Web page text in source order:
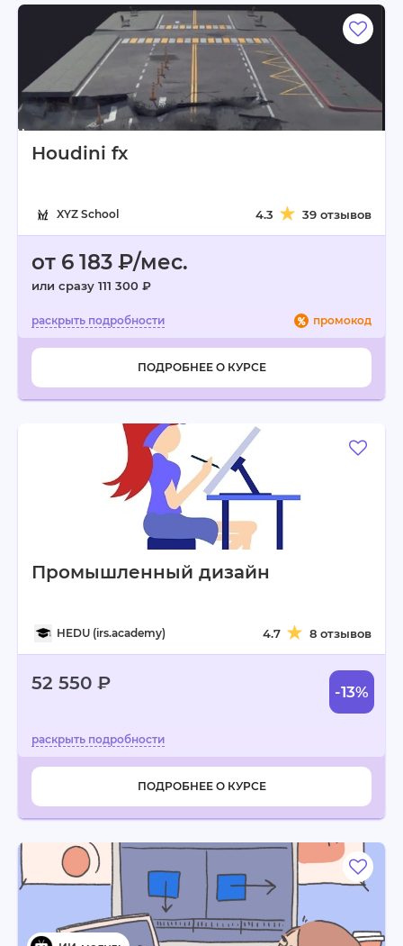
Houdini fx
XYZ School 4.3 39 отзывов
от 6 183 ₽/мес.
или сразу 111 300 ₽
промокод
ПОДРОБНЕЕ О КУРСЕ
Промышленный дизайн
HEDU (irs.academy) 4.7 8 отзывов
52 550 ₽ -13%
ПОДРОБНЕЕ О КУРСЕ